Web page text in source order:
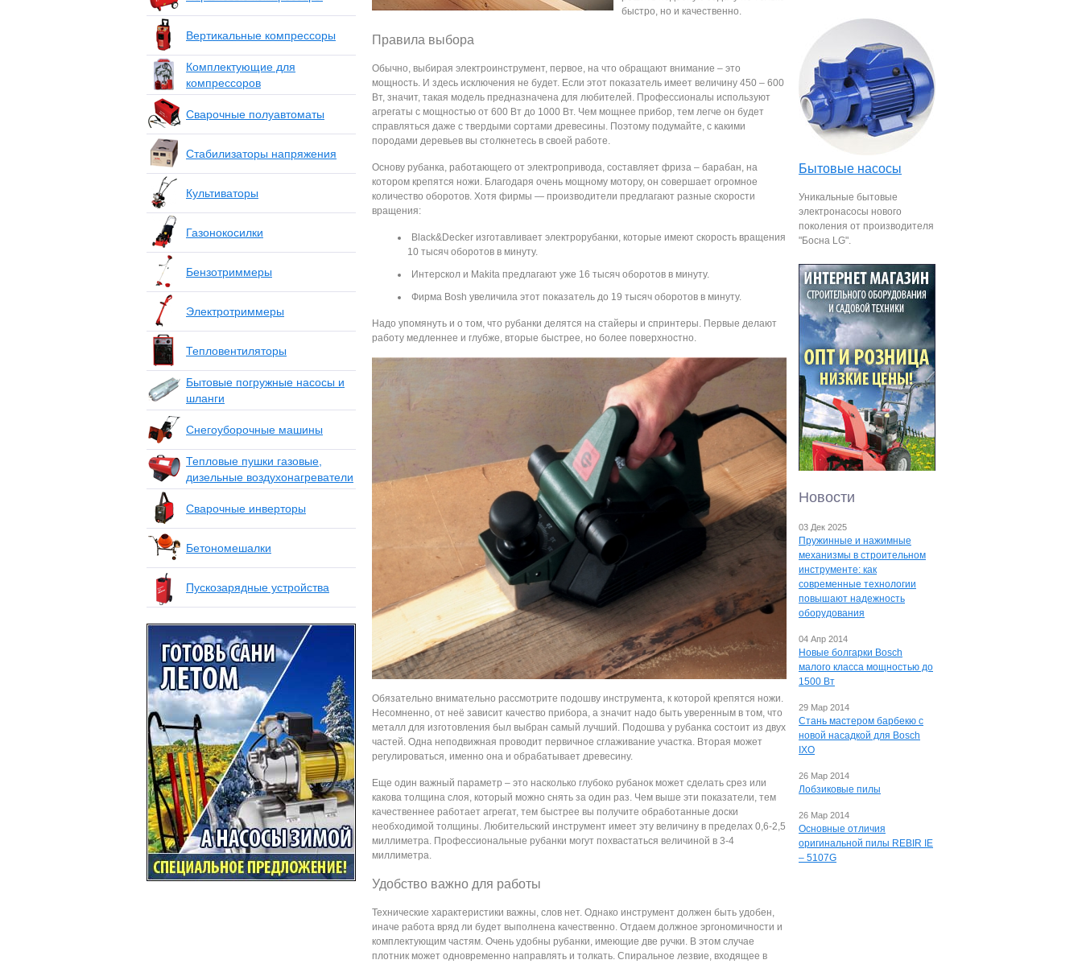
Вертикальные компрессоры
Комплектующие для
компрессоров
Сварочные полуавтоматы
Стабилизаторы напряжения
Культиваторы
Газонокосилки
Бензотриммеры
Электротриммеры
Тепловентиляторы
Бытовые погружные насосы и
шланги
Снегоуборочные машины
Тепловые пушки газовые,
дизельные воздухонагреватели
Сварочные инверторы
Бетономешалки
Пускозарядные устройства
быстро, но и качественно.
Правила выбора
Обычно, выбирая электроинструмент, первое, на что обращают внимание – это
мощность. И здесь исключения не будет. Если этот показатель имеет величину 450 – 600
Вт, значит, такая модель предназначена для любителей. Профессионалы используют
агрегаты с мощностью от 600 Вт до 1000 Вт. Чем мощнее прибор, тем легче он будет
справляться даже с твердыми сортами древесины. Поэтому подумайте, с какими
породами деревьев вы столкнетесь в своей работе.
Основу рубанка, работающего от электропривода, составляет фриза – барабан, на
котором крепятся ножи. Благодаря очень мощному мотору, он совершает огромное
количество оборотов. Хотя фирмы — производители предлагают разные скорости
вращения:
Black&Decker изготавливает электрорубанки, которые имеют скорость вращения
10 тысяч оборотов в минуту.
Интерскол и Makita предлагают уже 16 тысяч оборотов в минуту.
Фирма Bosh увеличила этот показатель до 19 тысяч оборотов в минуту.
Надо упомянуть и о том, что рубанки делятся на стайеры и спринтеры. Первые делают
работу медленнее и глубже, вторые быстрее, но более поверхностно.
Обязательно внимательно рассмотрите подошву инструмента, к которой крепятся ножи.
Несомненно, от неё зависит качество прибора, а значит надо быть уверенным в том, что
металл для изготовления был выбран самый лучший. Подошва у рубанка состоит из двух
частей. Одна неподвижная проводит первичное сглаживание участка. Вторая может
регулироваться, именно она и обрабатывает древесину.
Еще один важный параметр – это насколько глубоко рубанок может сделать срез или
какова толщина слоя, который можно снять за один раз. Чем выше эти показатели, тем
качественнее работает агрегат, тем быстрее вы получите обработанные доски
необходимой толщины. Любительский инструмент имеет эту величину в пределах 0,6-2,5
миллиметра. Профессиональные рубанки могут похвастаться величиной в 3-4
миллиметра.
Удобство важно для работы
Технические характеристики важны, слов нет. Однако инструмент должен быть удобен,
иначе работа вряд ли будет выполнена качественно. Отдаем должное эргономичности и
комплектующим частям. Очень удобны рубанки, имеющие две ручки. В этом случае
плотник может одновременно направлять и толкать. Спиральное лезвие, входящее в
Бытовые насосы
Уникальные бытовые
электронасосы нового
поколения от производителя
"Босна LG".
Новости
03 Дек 2025
Пружинные и нажимные
механизмы в строительном
инструменте: как
современные технологии
повышают надежность
оборудования
04 Апр 2014
Новые болгарки Bosch
малого класса мощностью до
1500 Вт
29 Мар 2014
Стань мастером барбекю с
новой насадкой для Bosch
IXO
26 Мар 2014
Лобзиковые пилы
26 Мар 2014
Основные отличия
оригинальной пилы REBIR IE
– 5107G